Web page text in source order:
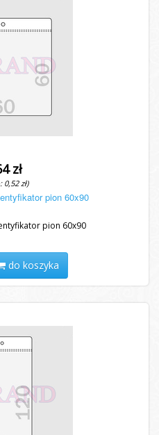
zł
0,52 zł)
pion 60x90
pion 60x90
do koszyka